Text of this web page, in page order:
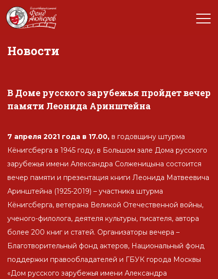
Новости
В Доме русского зарубежья пройдет вечер
памяти Леонида Аринштейна
7 апреля 2021 года в 17.00, в годовщину штурма
Кёнигсберга в 1945 году, в Большом зале Дома русского
зарубежья имени Александра Солженицына состоится
вечер памяти и презентация книги Леонида Матвеевича
Аринштейна (1925-2019) – участника штурма
Кёнигсберга, ветерана Великой Отечественной войны,
ученого-филолога, деятеля культуры, писателя, автора
более 200 книг и статей. Организаторы вечера –
Благотворительный фонд актеров, Национальный фонд
поддержки правообладателей и ГБУК города Москвы
«Дом русского зарубежья имени Александра